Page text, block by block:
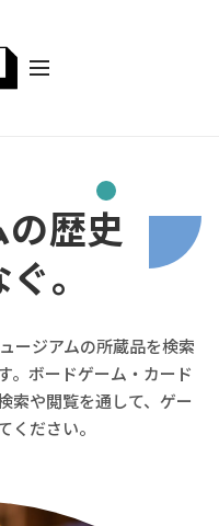
歴史
。
ージアムの所蔵品を検索
。ボードゲーム・カード
索や閲覧を通して、ゲー
ください。